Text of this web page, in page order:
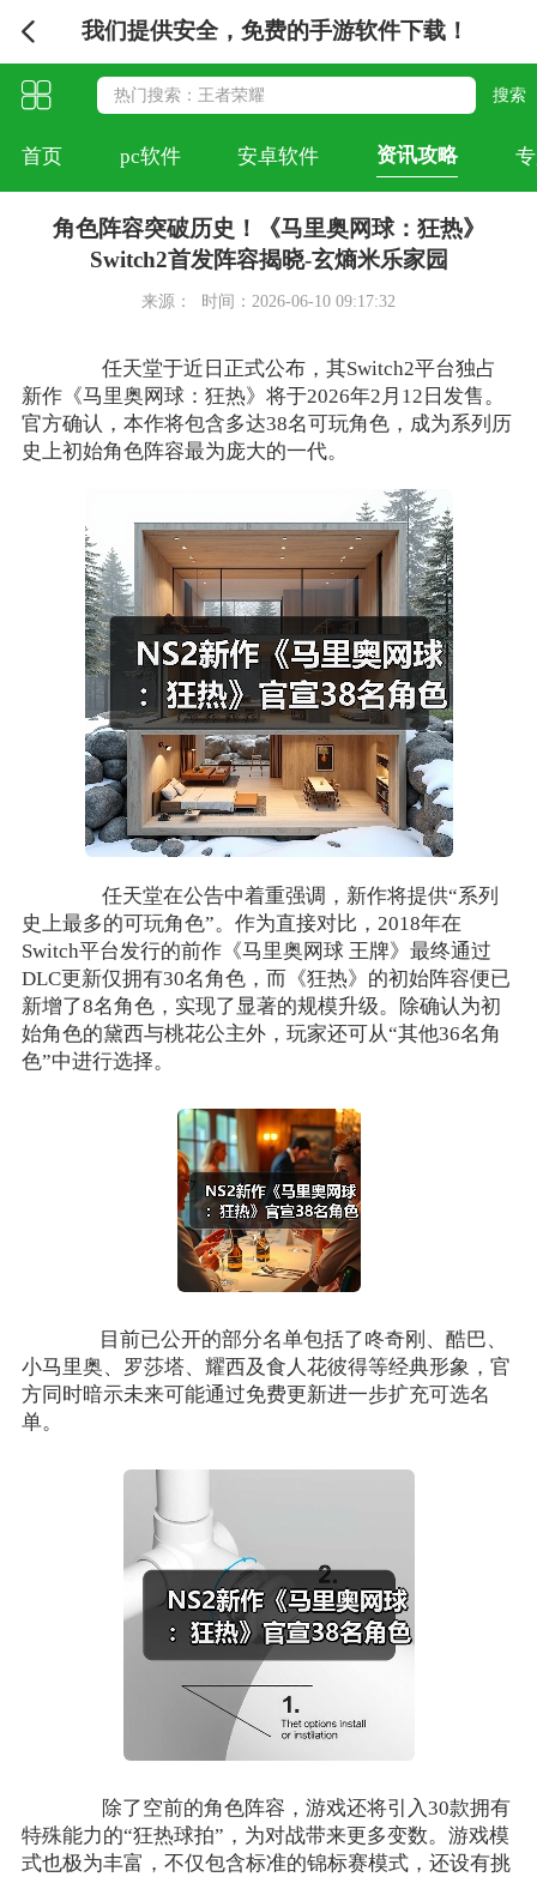
我们提供安全，免费的手游软件下载！
首页 pc软件 安卓软件 资讯攻略
角色阵容突破历史！《马里奥网球：狂热》
Switch2首发阵容揭晓-玄熵米乐家园
来源： 时间：2026-06-10 09:17:32
任天堂于近日正式公布，其Switch2平台独占
新作《马里奥网球：狂热》将于2026年2月12日发售。
官方确认，本作将包含多达38名可玩角色，成为系列历
史上初始角色阵容最为庞大的一代。
任天堂在公告中着重强调，新作将提供“系列
史上最多的可玩角色”。作为直接对比，2018年在
Switch平台发行的前作《马里奥网球 王牌》最终通过
DLC更新仅拥有30名角色，而《狂热》的初始阵容便已
新增了8名角色，实现了显著的规模升级。除确认为初
始角色的黛西与桃花公主外，玩家还可从“其他36名角
色”中进行选择。
目前已公开的部分名单包括了咚奇刚、酷巴、
小马里奥、罗莎塔、耀西及食人花彼得等经典形象，官
方同时暗示未来可能通过免费更新进一步扩充可选名
单。
除了空前的角色阵容，游戏还将引入30款拥有
特殊能力的“狂热球拍”，为对战带来更多变数。游戏模
式也极为丰富，不仅包含标准的锦标赛模式，还设有挑